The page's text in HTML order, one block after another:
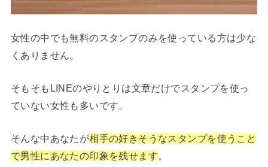
女性の中でも無料のスタンプのみを使っている方は少な
くありません。
そもそもLINEのやりとりは文章だけでスタンプを使っ
ていない女性も多いです。
そんな中あなたが相手の好きそうなスタンプを使うこと
で男性にあなたの印象を残せます。